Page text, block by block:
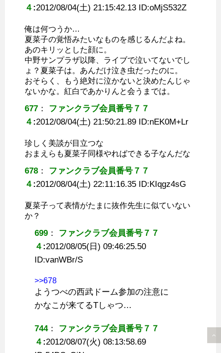
４ :2012/08/04(土) 21:15:42.13 ID:oMjS532Z
俺は何つうか…
夏菜子の覚悟みたいなものを感じるんだよね。
あのキリッとした顔に。
中野サンプラザ以降、ライブで泣いてないでし
ょ？夏菜子は。あんだけ泣き虫だったのに。
おそらく、もう絶対に泣かないと決めたんじゃ
ないかな。紅白であかりんと会うまでは。
677 ： ファンクラブ会員番号７７
４ :2012/08/04(土) 21:50:21.89 ID:nEK0M+Lr
珍しく美談が目立つな
おまえらも夏菜子同様やればできる子なんだな
678 ： ファンクラブ会員番号７７
４ :2012/08/04(土) 22:11:16.35 ID:KIqgz4sG
夏菜子って表情がたまに抜作先生に似ていない
か？
699 ： ファンクラブ会員番号７７
４ :2012/08/05(日) 09:46:25.50
ID:vanWBr/S
>>678
ようつべの西武ドーム参加の注意に
かなこが来てるTしゃつ…
744： ファンクラブ会員番号７７
４ :2012/08/07(火) 08:13:58.69